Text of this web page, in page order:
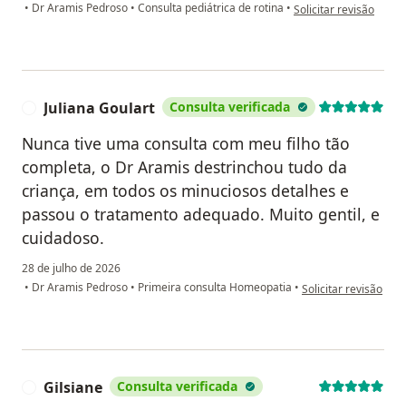
• Dr Aramis Pedroso • Consulta pediátrica de rotina • na opinião do
Solicitar revisão
Juliana Goulart Consulta verificada
Nunca tive uma consulta com meu filho tão
completa, o Dr Aramis destrinchou tudo da
criança, em todos os minuciosos detalhes e
passou o tratamento adequado. Muito gentil, e
cuidadoso.
28 de julho de 2026
• Dr Aramis Pedroso • Primeira consulta Homeopatia • na opinião do
Solicitar revisão
Gilsiane Consulta verificada